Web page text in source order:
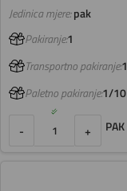
Jedinica mjere:pak
Pakiranje:1
Transportno pakiranje:1
Paletno pakiranje:1/10
- + PAK